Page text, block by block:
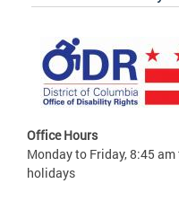
Office Hours
Monday to Friday, 8:45
holidays